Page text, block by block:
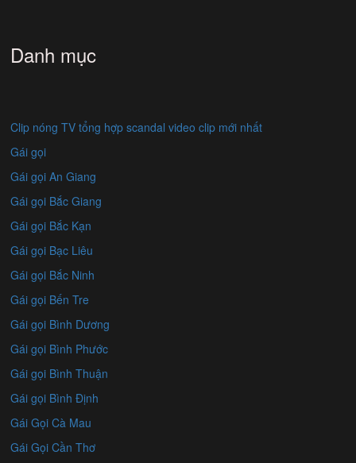
Danh mục
Clip nóng TV tổng hợp scandal video clip mới nhất
Gái gọi
Gái gọi An Giang
Gái gọi Bắc Giang
Gái gọi Bắc Kạn
Gái gọi Bạc Liêu
Gái gọi Bắc Ninh
Gái gọi Bến Tre
Gái gọi Bình Dương
Gái gọi Bình Phước
Gái gọi Bình Thuận
Gái gọi Bình Định
Gái Gọi Cà Mau
Gái Gọi Cần Thơ